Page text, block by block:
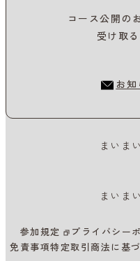
コース公開の
受け取
お
まいま
まいま
参加規定
プライバシー
免責事項特定取引商法に基